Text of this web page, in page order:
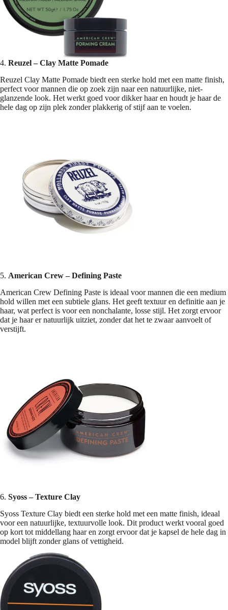
4. Reuzel – Clay Matte Pomade
Reuzel Clay Matte Pomade biedt een sterke hold met een matte finish,
perfect voor mannen die op zoek zijn naar een natuurlijke, niet-
glanzende look. Het werkt goed voor dikker haar en houdt je haar de
hele dag op zijn plek zonder plakkerig of stijf aan te voelen.
5. American Crew – Defining Paste
American Crew Defining Paste is ideaal voor mannen die een medium
hold willen met een subtiele glans. Het geeft textuur en definitie aan je
haar, wat perfect is voor een nonchalante, losse stijl. Het zorgt ervoor
dat je haar er natuurlijk uitziet, zonder dat het te zwaar aanvoelt of
verstijft.
6. Syoss – Texture Clay
Syoss Texture Clay biedt een sterke hold met een matte finish, ideaal
voor een natuurlijke, textuurvolle look. Dit product werkt vooral goed
op kort tot middellang haar en zorgt ervoor dat je kapsel de hele dag in
model blijft zonder glans of vettigheid.